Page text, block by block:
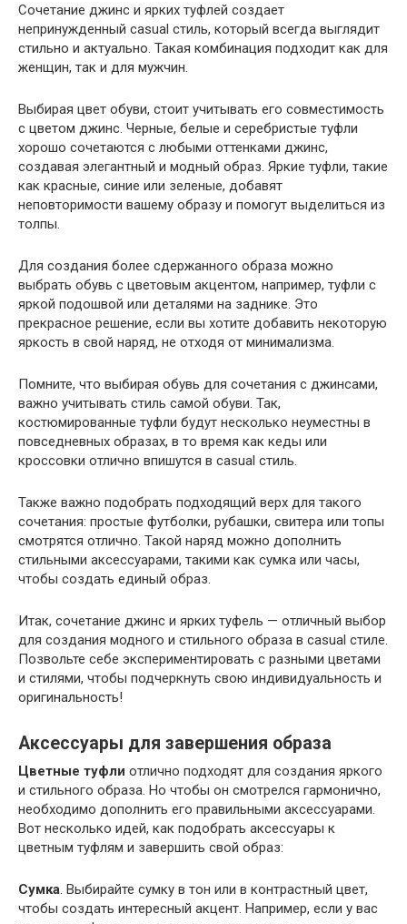
Сочетание джинс и ярких туфлей создает
непринужденный casual стиль, который всегда выглядит
стильно и актуально. Такая комбинация подходит как для
женщин, так и для мужчин.
Выбирая цвет обуви, стоит учитывать его совместимость
с цветом джинс. Черные, белые и серебристые туфли
хорошо сочетаются с любыми оттенками джинс,
создавая элегантный и модный образ. Яркие туфли, такие
как красные, синие или зеленые, добавят
неповторимости вашему образу и помогут выделиться из
толпы.
Для создания более сдержанного образа можно
выбрать обувь с цветовым акцентом, например, туфли с
яркой подошвой или деталями на заднике. Это
прекрасное решение, если вы хотите добавить некоторую
яркость в свой наряд, не отходя от минимализма.
Помните, что выбирая обувь для сочетания с джинсами,
важно учитывать стиль самой обуви. Так,
костюмированные туфли будут несколько неуместны в
повседневных образах, в то время как кеды или
кроссовки отлично впишутся в casual стиль.
Также важно подобрать подходящий верх для такого
сочетания: простые футболки, рубашки, свитера или топы
смотрятся отлично. Такой наряд можно дополнить
стильными аксессуарами, такими как сумка или часы,
чтобы создать единый образ.
Итак, сочетание джинс и ярких туфель — отличный выбор
для создания модного и стильного образа в casual стиле.
Позвольте себе экспериментировать с разными цветами
и стилями, чтобы подчеркнуть свою индивидуальность и
оригинальность!
Аксессуары для завершения образа
Цветные туфли отлично подходят для создания яркого
и стильного образа. Но чтобы он смотрелся гармонично,
необходимо дополнить его правильными аксессуарами.
Вот несколько идей, как подобрать аксессуары к
цветным туфлям и завершить свой образ:
Сумка. Выбирайте сумку в тон или в контрастный цвет,
чтобы создать интересный акцент. Например, если у вас